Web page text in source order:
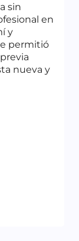
sin
en
y
permitió
nueva y